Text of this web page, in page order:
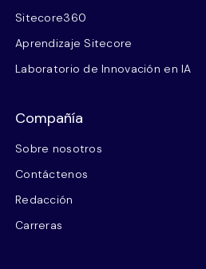
Sitecore360
Aprendizaje Sitecore
Laboratorio de Innovación en IA
Compañía
Sobre nosotros
Contáctenos
Redacción
Carreras